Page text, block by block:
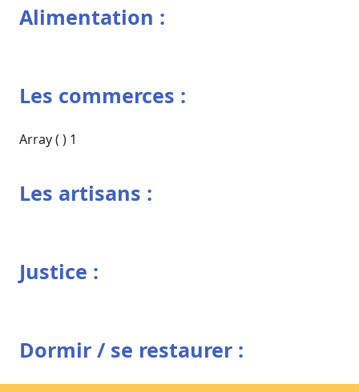
Alimentation :
Les commerces :
Array ( ) 1
Les artisans :
Justice :
Dormir / se restaurer :